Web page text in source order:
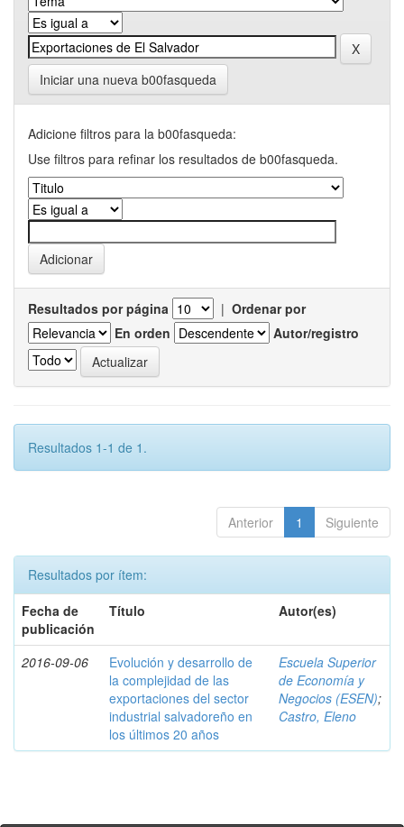
Iniciar una nueva b00fasqueda
Adicione filtros para la b00fasqueda:
Use filtros para refinar los resultados de b00fasqueda.
Resultados por página | Ordenar por
En orden
Autor/registro
Resultados 1-1 de 1.
Anterior 1 Siguiente
Resultados por ítem:
Fecha de
publicación
Título Autor(es)
2016-09-06
Evolución y desarrollo de
la complejidad de las
exportaciones del sector
industrial salvadoreño en
los últimos 20 años
Escuela Superior
de Economía y
Negocios (ESEN);
Castro, Eleno